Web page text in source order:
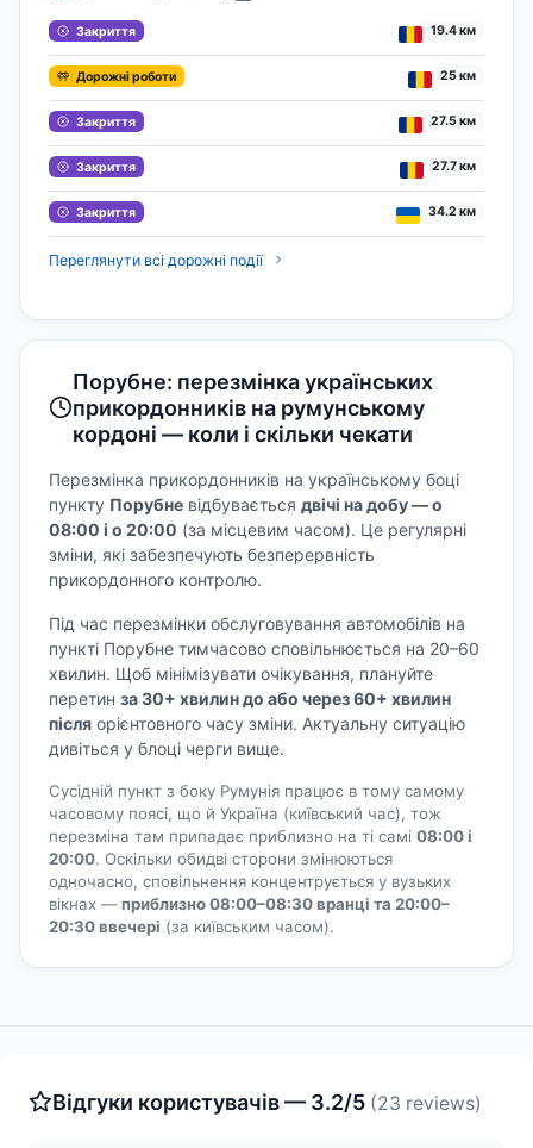
Закриття 19.4 км
Дорожні роботи 25 км
Закриття 27.5 км
Закриття 27.7 км
Закриття 34.2 км
Переглянути всі дорожні події
Порубне: перезмінка українських
прикордонників на румунському
кордоні — коли і скільки чекати
Перезмінка прикордонників на українському боці
пункту Порубне відбувається двічі на добу — о
08:00 і о 20:00 (за місцевим часом). Це регулярні
зміни, які забезпечують безперервність
прикордонного контролю.
Під час перезмінки обслуговування автомобілів на
пункті Порубне тимчасово сповільнюється на 20–60
хвилин. Щоб мінімізувати очікування, плануйте
перетин за 30+ хвилин до або через 60+ хвилин
після орієнтовного часу зміни. Актуальну ситуацію
дивіться у блоці черги вище.
Сусідній пункт з боку Румунія працює в тому самому
часовому поясі, що й Україна (київський час), тож
перезміна там припадає приблизно на ті самі 08:00 і
20:00. Оскільки обидві сторони змінюються
одночасно, сповільнення концентрується у вузьких
вікнах —приблизно 08:00–08:30 вранці та 20:00–
20:30 ввечері (за київським часом).
Відгуки користувачів — 3.2/5 (23 reviews)